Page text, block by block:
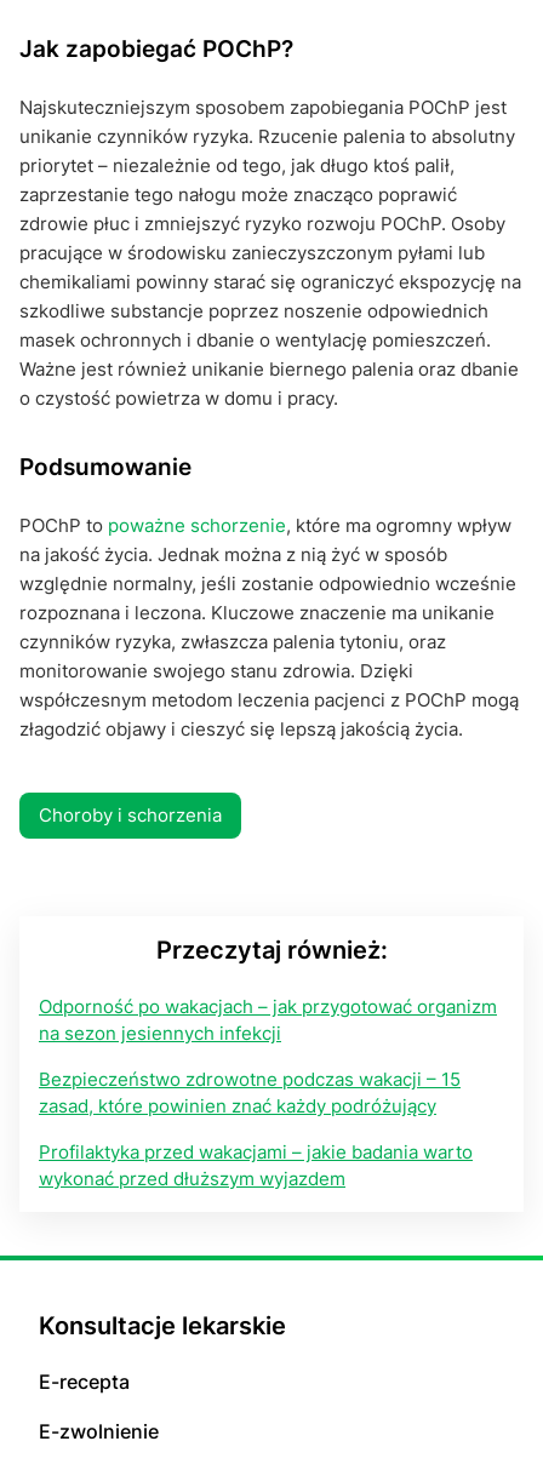
Jak zapobiegać POChP?
Najskuteczniejszym sposobem zapobiegania POChP jest
unikanie czynników ryzyka. Rzucenie palenia to absolutny
priorytet – niezależnie od tego, jak długo ktoś palił,
zaprzestanie tego nałogu może znacząco poprawić
zdrowie płuc i zmniejszyć ryzyko rozwoju POChP. Osoby
pracujące w środowisku zanieczyszczonym pyłami lub
chemikaliami powinny starać się ograniczyć ekspozycję na
szkodliwe substancje poprzez noszenie odpowiednich
masek ochronnych i dbanie o wentylację pomieszczeń.
Ważne jest również unikanie biernego palenia oraz dbanie
o czystość powietrza w domu i pracy.
Podsumowanie
POChP to poważne schorzenie, które ma ogromny wpływ
na jakość życia. Jednak można z nią żyć w sposób
względnie normalny, jeśli zostanie odpowiednio wcześnie
rozpoznana i leczona. Kluczowe znaczenie ma unikanie
czynników ryzyka, zwłaszcza palenia tytoniu, oraz
monitorowanie swojego stanu zdrowia. Dzięki
współczesnym metodom leczenia pacjenci z POChP mogą
złagodzić objawy i cieszyć się lepszą jakością życia.
Choroby i schorzenia
Przeczytaj również:
Odporność po wakacjach – jak przygotować organizm
na sezon jesiennych infekcji
Bezpieczeństwo zdrowotne podczas wakacji – 15
zasad, które powinien znać każdy podróżujący
Profilaktyka przed wakacjami – jakie badania warto
wykonać przed dłuższym wyjazdem
Konsultacje lekarskie
E-recepta
E-zwolnienie